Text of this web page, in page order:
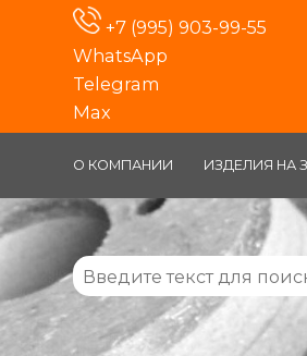
+7 (995) 903-99-55
WhatsApp
Telegram
Max
О КОМПАНИИ ИЗДЕЛИЯ НА